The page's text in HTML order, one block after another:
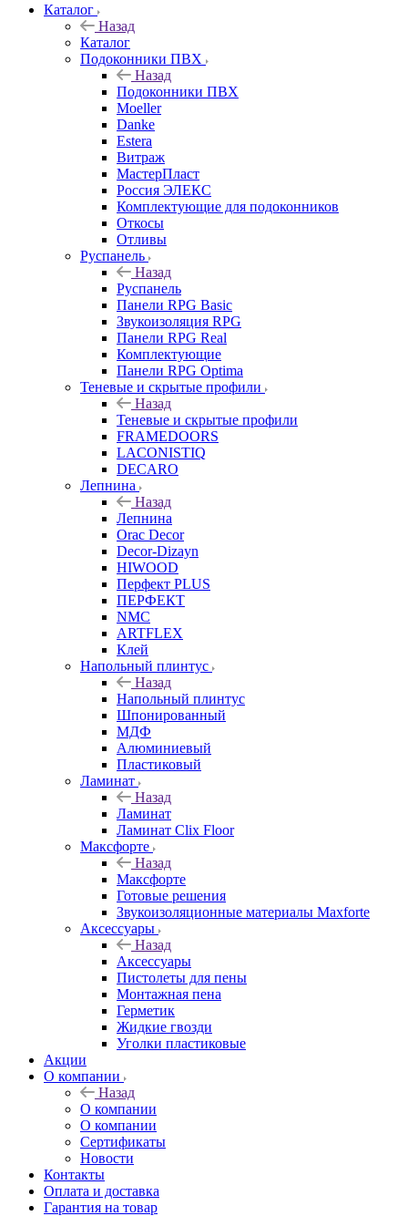
Каталог
Назад
Каталог
Подоконники ПВХ
Назад
Подоконники ПВХ
Moeller
Danke
Estera
Витраж
МастерПласт
Россия ЭЛЕКС
Комплектующие для подоконников
Откосы
Отливы
Руспанель
Назад
Руспанель
Панели RPG Basic
Звукоизоляция RPG
Панели RPG Real
Комплектующие
Панели RPG Optima
Теневые и скрытые профили
Назад
Теневые и скрытые профили
FRAMEDOORS
LACONISTIQ
DECARO
Лепнина
Назад
Лепнина
Orac Decor
Decor-Dizayn
HIWOOD
Перфект PLUS
ПЕРФЕКТ
NMC
ARTFLEX
Клей
Напольный плинтус
Назад
Напольный плинтус
Шпонированный
МДФ
Алюминиевый
Пластиковый
Ламинат
Назад
Ламинат
Ламинат Clix Floor
Максфорте
Назад
Максфорте
Готовые решения
Звукоизоляционные материалы Maxforte
Аксессуары
Назад
Аксессуары
Пистолеты для пены
Монтажная пена
Герметик
Жидкие гвозди
Уголки пластиковые
Акции
О компании
Назад
О компании
О компании
Сертификаты
Новости
Контакты
Оплата и доставка
Гарантия на товар